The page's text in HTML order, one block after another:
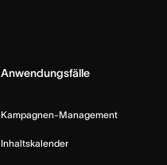
Anwendungsfälle
Kampagnen-Management
Inhaltskalender